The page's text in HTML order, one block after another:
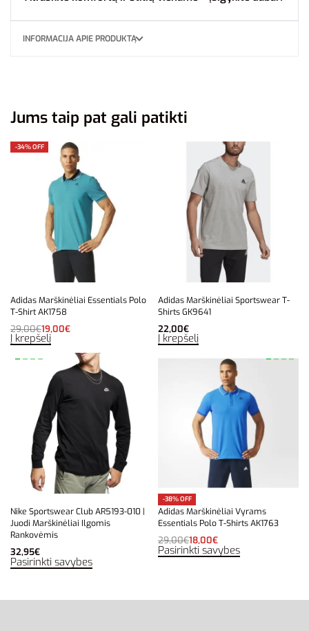
INFORMACIJA APIE PRODUKTĄ
Jums taip pat gali patikti
-34% OFF
Adidas Marškinėliai Essentials Polo
T-Shirt AK1758
29,00€19,00€
Į krepšelį
Adidas Marškinėliai Sportswear T-
Shirts GK9641
22,00€
Į krepšelį
Nike Sportswear Club AR5193-010 |
Juodi Marškinėliai Ilgomis
Rankovėmis
32,95€
Pasirinkti savybes
-38% OFF
Adidas Marškinėliai Vyrams
Essentials Polo T-Shirts AK1763
29,00€18,00€
Pasirinkti savybes